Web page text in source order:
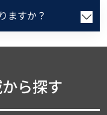
ますか？
ら探す